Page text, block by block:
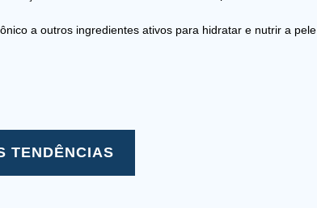
a outros ingredientes ativos para hidratar e nutrir a pele
TENDÊNCIAS